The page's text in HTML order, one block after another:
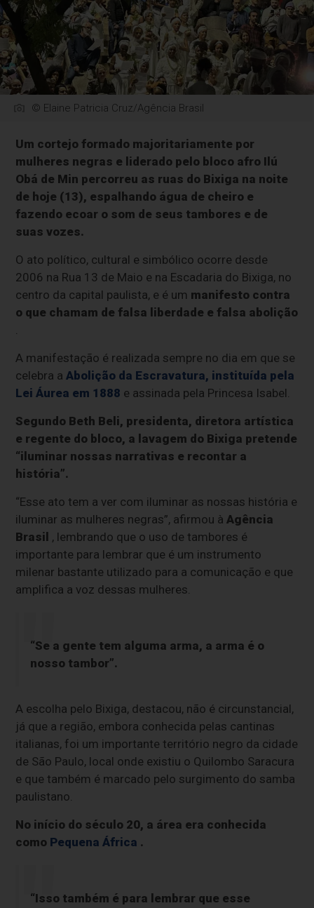
© Elaine Patricia Cruz/Agência Brasil
Um cortejo formado majoritariamente por
mulheres negras e liderado pelo bloco afro Ilú
Obá de Min percorreu as ruas do Bixiga na noite
de hoje (13), espalhando água de cheiro e
fazendo ecoar o som de seus tambores e de
suas vozes.
O ato político, cultural e simbólico ocorre desde
2006 na Rua 13 de Maio e na Escadaria do Bixiga, no
centro da capital paulista, e é um manifesto contra
o que chamam de falsa liberdade e falsa abolição
.
A manifestação é realizada sempre no dia em que se
celebra aAbolição da Escravatura, instituída pela
Lei Áurea em 1888 e assinada pela Princesa Isabel.
Segundo Beth Beli, presidenta, diretora artística
e regente do bloco, a lavagem do Bixiga pretende
“iluminar nossas narrativas e recontar a
história”.
“Esse ato tem a ver com iluminar as nossas história e
iluminar as mulheres negras”, afirmou àAgência
Brasil , lembrando que o uso de tambores é
importante para lembrar que é um instrumento
milenar bastante utilizado para a comunicação e que
amplifica a voz dessas mulheres.
“Se a gente tem alguma arma, a arma é o
nosso tambor”.
A escolha pelo Bixiga, destacou, não é circunstancial,
já que a região, embora conhecida pelas cantinas
italianas, foi um importante território negro da cidade
de São Paulo, local onde existiu o Quilombo Saracura
e que também é marcado pelo surgimento do samba
paulistano.
No início do século 20, a área era conhecida
como Pequena África .
“Isso também é para lembrar que esse